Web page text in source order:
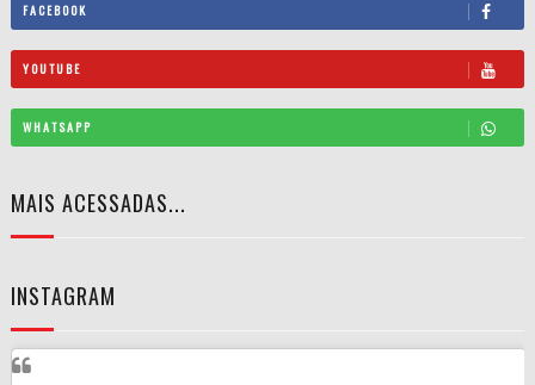
FACEBOOK
YOUTUBE
WHATSAPP
MAIS ACESSADAS...
INSTAGRAM